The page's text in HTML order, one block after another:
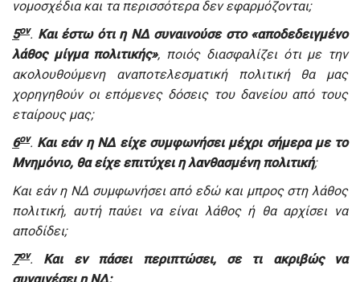
νομοσχέδια και τα περισσότερα δεν εφαρμόζονται;
5ον. Και έστω ότι η ΝΔ συναινούσε στο «αποδεδειγμένο
λάθος μίγμα πολιτικής», ποιός διασφαλίζει ότι με την
ακολουθούμενη αναποτελεσματική πολιτική θα μας
χορηγηθούν οι επόμενες δόσεις του δανείου από τους
εταίρους μας;
6ον. Και εάν η ΝΔ είχε συμφωνήσει μέχρι σήμερα με το
Μνημόνιο, θα είχε επιτύχει η λανθασμένη πολιτική;
Και εάν η ΝΔ συμφωνήσει από εδώ και μπρος στη λάθος
πολιτική, αυτή παύει να είναι λάθος ή θα αρχίσει να
αποδίδει;
7ον. Και εν πάσει περιπτώσει, σε τι ακριβώς να